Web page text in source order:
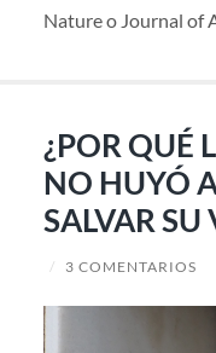
Nature o Journal of
¿POR QUÉ
NO HUYÓ
SALVAR SU
/ 3 COMENTARIOS